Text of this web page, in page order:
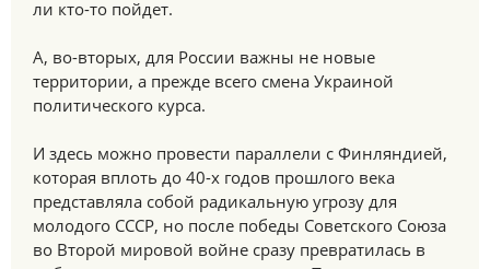
ли кто-то пойдет.
А, во-вторых, для России важны не новые
территории, а прежде всего смена Украиной
политического курса.
И здесь можно провести параллели с Финляндией,
которая вплоть до 40-х годов прошлого века
представляла собой радикальную угрозу для
молодого СССР, но после победы Советского Союза
во Второй мировой войне сразу превратилась в